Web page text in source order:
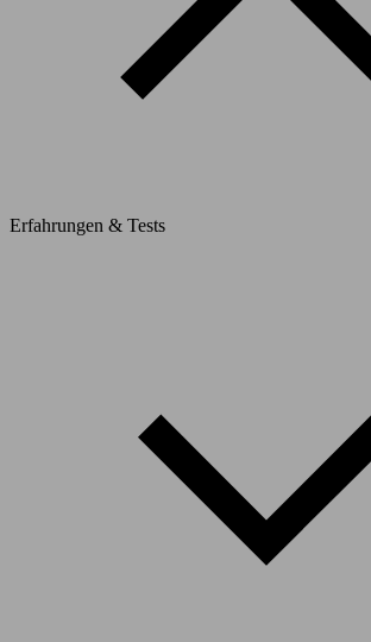
Erfahrungen & Tests